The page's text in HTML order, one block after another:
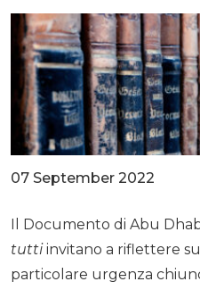
07 September 2022
Il Documento di Abu
tuttiinvitano a riflettere
particolare urgenza